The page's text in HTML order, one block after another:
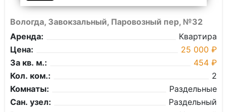
Вологда, Завокзальный, Паровозный пер, №32
Аренда:
Квартира
Цена:
25 000 ₽
За кв. м.:
454 ₽
Кол. ком.:
2
Комнаты:
Раздельные
Сан. узел:
Раздельный